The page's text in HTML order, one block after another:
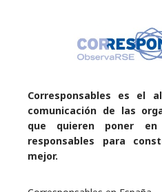
Corresponsables es el
comunicación de las
que quieren poner
responsables para
mejor.